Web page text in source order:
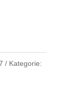
Kategorie: